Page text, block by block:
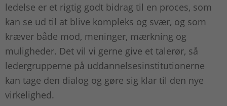
ledelse er et rigtig godt bidrag til en proces, som
kan se ud til at blive kompleks og svær, og som
kræver både mod, meninger, mærkning og
muligheder. Det vil vi gerne give et talerør, så
ledergrupperne på uddannelsesinstitutionerne
kan tage den dialog og gøre sig klar til den nye
virkelighed.